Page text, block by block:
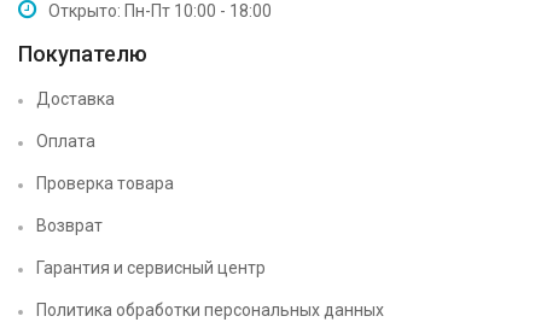
Открыто: Пн-Пт 10:00 - 18:00
Покупателю
Доставка
Оплата
Проверка товара
Возврат
Гарантия и сервисный центр
Политика обработки персональных данных